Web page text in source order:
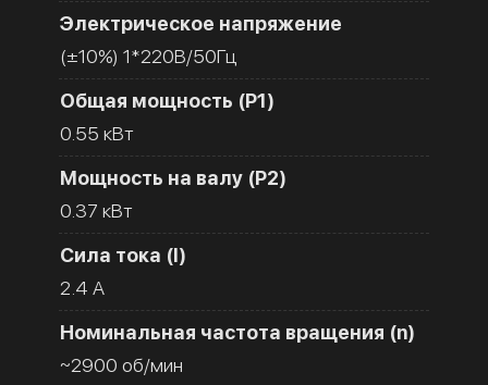
Электрическое напряжение
(±10%) 1*220В/50Гц
Общая мощность (Р1)
0.55 кВт
Мощность на валу (Р2)
0.37 кВт
Сила тока (I)
2.4 A
Номинальная частота вращения (n)
~2900 об/мин